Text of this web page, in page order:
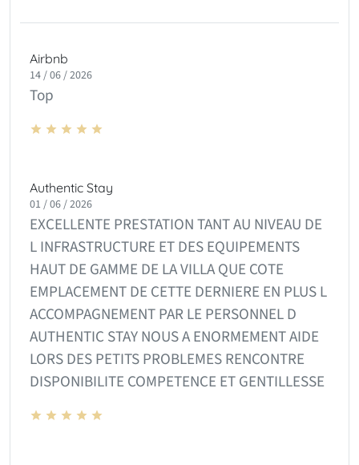
Airbnb
14 / 06 / 2026
Top
Authentic Stay
01 / 06 / 2026
EXCELLENTE PRESTATION TANT AU NIVEAU DE
L INFRASTRUCTURE ET DES EQUIPEMENTS
HAUT DE GAMME DE LA VILLA QUE COTE
EMPLACEMENT DE CETTE DERNIERE EN PLUS L
ACCOMPAGNEMENT PAR LE PERSONNEL D
AUTHENTIC STAY NOUS A ENORMEMENT AIDE
LORS DES PETITS PROBLEMES RENCONTRE
DISPONIBILITE COMPETENCE ET GENTILLESSE